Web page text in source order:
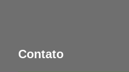
Contato